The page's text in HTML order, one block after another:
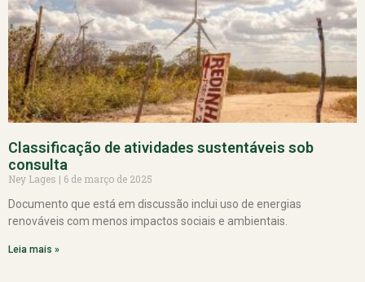
Classificação de atividades sustentáveis sob
consulta
Ney Lages
6 de março de 2025
Documento que está em discussão inclui uso de energias
renováveis com menos impactos sociais e ambientais.
Leia mais »